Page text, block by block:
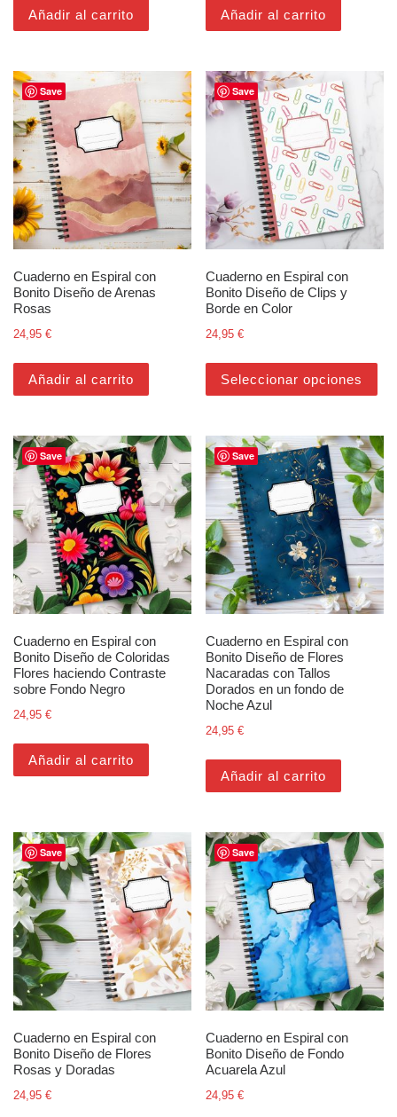
Añadir al carrito Añadir al carrito
Save
Cuaderno en Espiral con
Bonito Diseño de Arenas
Rosas
24,95 €
Añadir al carrito
Save
Cuaderno en Espiral con
Bonito Diseño de Clips y
Borde en Color
24,95€
Seleccionar opciones
Save
Cuaderno en Espiral con
Bonito Diseño de Coloridas
Flores haciendo Contraste
sobre Fondo Negro
24,95 €
Añadir al carrito
Save
Cuaderno en Espiral con
Bonito Diseño de Flores
Nacaradas con Tallos
Dorados en un fondo de
Noche Azul
24,95€
Añadir al carrito
Save
Cuaderno en Espiral con
Bonito Diseño de Flores
Rosas y Doradas
24,95 €
Save
Cuaderno en Espiral con
Bonito Diseño de Fondo
Acuarela Azul
24,95€